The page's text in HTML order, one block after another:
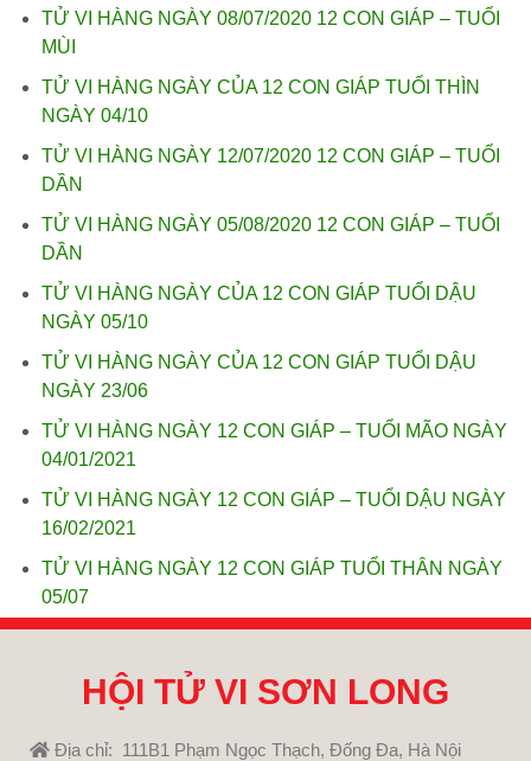
TỬ VI HÀNG NGÀY 08/07/2020 12 CON GIÁP – TUỔI
MÙI
TỬ VI HÀNG NGÀY CỦA 12 CON GIÁP TUỔI THÌN
NGÀY 04/10
TỬ VI HÀNG NGÀY 12/07/2020 12 CON GIÁP – TUỔI
DẦN
TỬ VI HÀNG NGÀY 05/08/2020 12 CON GIÁP – TUỔI
DẦN
TỬ VI HÀNG NGÀY CỦA 12 CON GIÁP TUỔI DẬU
NGÀY 05/10
TỬ VI HÀNG NGÀY CỦA 12 CON GIÁP TUỔI DẬU
NGÀY 23/06
TỬ VI HÀNG NGÀY 12 CON GIÁP – TUỔI MÃO NGÀY
04/01/2021
TỬ VI HÀNG NGÀY 12 CON GIÁP – TUỔI DẬU NGÀY
16/02/2021
TỬ VI HÀNG NGÀY 12 CON GIÁP TUỔI THÂN NGÀY
05/07
HỘI TỬ VI SƠN LONG
Địa chỉ: 111B1 Phạm Ngọc Thạch, Đống Đa, Hà Nội